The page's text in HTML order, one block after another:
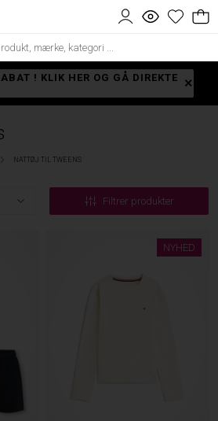
! KLIK HER OG GÅ DIREKTE
NATTØJ TIL TWEENS
Filtrer produkter
NYHED